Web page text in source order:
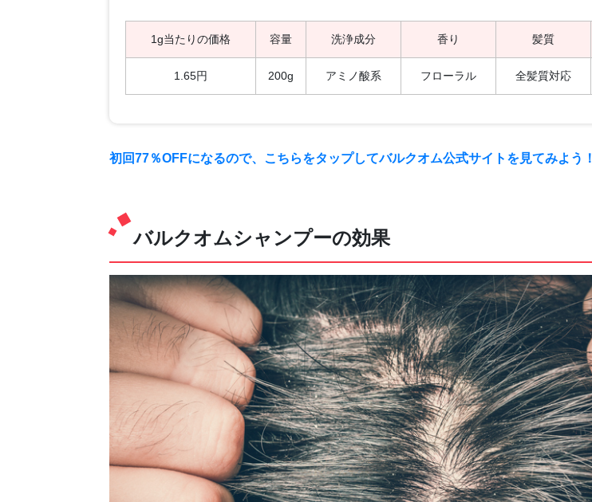
1g当たりの価格 容量 洗浄成分 香り 髪質
1.65円 200g アミノ酸系 フローラル 全髪質対応
初回77％OFFになるので、こちらをタップしてバルクオム公式サイトを見てみよう！
バルクオムシャンプーの効果